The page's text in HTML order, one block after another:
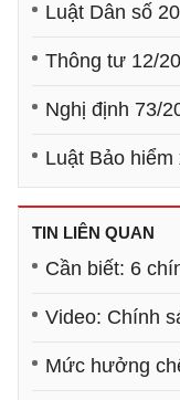
Luật Dân số
Thông tư 12/
Nghị định 73/
Luật Bảo
TIN LIÊN QUAN
Cần biết: 6
Video: Chính
Mức hưởng